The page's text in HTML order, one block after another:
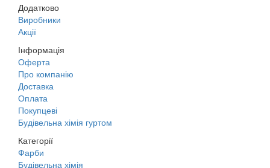
Додатково
Виробники
Акції
Інформація
Оферта
Про компанію
Доставка
Оплата
Покупцеві
Будівельна хімія гуртом
Категорії
Фарби
Будівельна хімія